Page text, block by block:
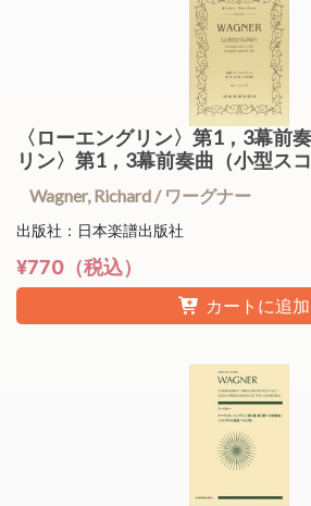
〈ローエングリン〉第1，3幕前
リン〉第1，3幕前奏曲（小型ス
Wagner, Richard / ワーグナー
出版社：日本楽譜出版社
¥770（税込）
カートに追加